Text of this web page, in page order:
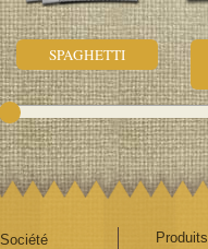
SPAGHETTI
Société Produits